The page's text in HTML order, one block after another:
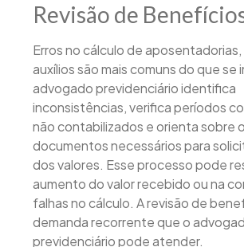
Revisão de
Erros no cálculo de
auxílios são mais comuns do que se
advogado previdenciário identifica
inconsistências, verifica períodos
não contabilizados e orienta sobre
documentos necessários para
dos valores. Esse processo pode
aumento do valor recebido ou na
falhas no cálculo. A revisão de
demanda recorrente que o
previdenciário pode atender.